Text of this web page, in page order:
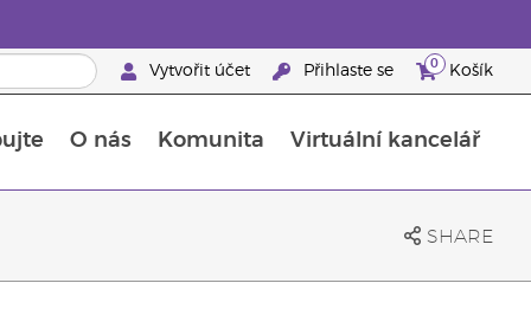
Vytvořit účet Přihlaste se 0 Košík
O nás Komunita Virtuální kancelář
SHARE